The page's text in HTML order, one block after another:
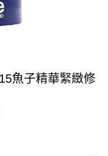
魚子精華緊緻修